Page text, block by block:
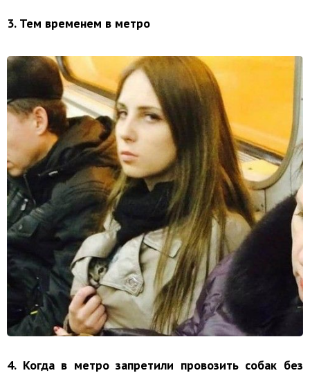
3. Тем временем в метро
4. Когда в метро запретили провозить собак без